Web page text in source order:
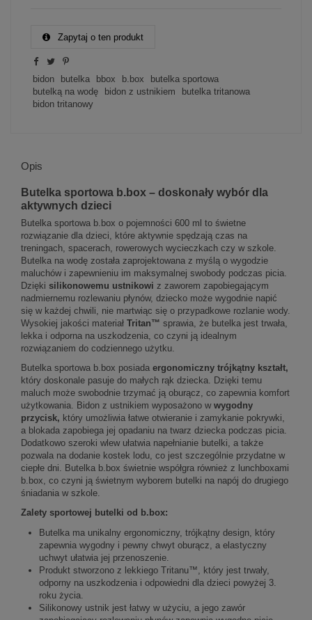
Zapytaj o ten produkt
bidon butelka bbox b.box
butelka sportowa
butelką na wodę
bidon z ustnikiem
butelka tritanowa
bidon tritanowy
Opis
Butelka sportowa b.box – doskonały wybór dla
aktywnych dzieci
Butelka sportowa b.box o pojemności 600 ml to świetne
rozwiązanie dla dzieci, które aktywnie spędzają czas na
treningach, spacerach, rowerowych wycieczkach czy w szkole.
Butelka na wodę została zaprojektowana z myślą o wygodzie
maluchów i zapewnieniu im maksymalnej swobody podczas picia.
Dzięki silikonowemu ustnikowi z zaworem zapobiegającym
nadmiernemu rozlewaniu płynów, dziecko może wygodnie napić
się w każdej chwili, nie martwiąc się o przypadkowe rozlanie wody.
Wysokiej jakości materiał Tritan™ sprawia, że butelka jest trwała,
lekka i odporna na uszkodzenia, co czyni ją idealnym
rozwiązaniem do codziennego użytku.
Butelka sportowa b.box posiada ergonomiczny trójkątny kształt,
który doskonale pasuje do małych rąk dziecka. Dzięki temu
maluch może swobodnie trzymać ją oburącz, co zapewnia komfort
użytkowania. Bidon z ustnikiem wyposażono w wygodny
przycisk, który umożliwia łatwe otwieranie i zamykanie pokrywki,
a blokada zapobiega jej opadaniu na twarz dziecka podczas picia.
Dodatkowo szeroki wlew ułatwia napełnianie butelki, a także
pozwala na dodanie kostek lodu, co jest szczególnie przydatne w
ciepłe dni. Butelka b.box świetnie współgra również z lunchboxami
b.box, co czyni ją świetnym wyborem butelki na napój do drugiego
śniadania w szkole.
Zalety sportowej butelki od b.box:
Butelka ma unikalny ergonomiczny, trójkątny design, który
zapewnia wygodny i pewny chwyt oburącz, a elastyczny
uchwyt ułatwia jej przenoszenie.
Produkt stworzono z lekkiego Tritanu™, który jest trwały,
odporny na uszkodzenia i odpowiedni dla dzieci powyżej 3.
roku życia.
Silikonowy ustnik jest łatwy w użyciu, a jego zawór